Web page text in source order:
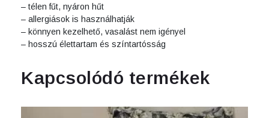
– télen fűt, nyáron hűt
– allergiások is használhatják
– könnyen kezelhető, vasalást nem igényel
– hosszú élettartam és színtartósság
Kapcsolódó termékek